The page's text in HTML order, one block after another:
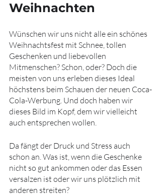
Weihnachten
Wünschen wir uns nicht alle ein schönes
Weihnachtsfest mit Schnee, tollen
Geschenken und liebevollen
Mitmenschen? Schon, oder? Doch die
meisten von uns erleben dieses Ideal
höchstens beim Schauen der neuen Coca-
Cola-Werbung. Und doch haben wir
dieses Bild im Kopf, dem wir vielleicht
auch entsprechen wollen.
Da fängt der Druck und Stress auch
schon an. Was ist, wenn die Geschenke
nicht so gut ankommen oder das Essen
versalzen ist oder wir uns plötzlich mit
anderen streiten?